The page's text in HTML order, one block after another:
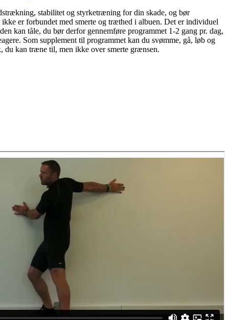
stabilitet og styrketræning for din skade, og bør
er forbundet med smerte og træthed i albuen. Det er individuel
kan tåle, du bør derfor gennemføre programmet 1-2 gang pr. dag,
Som supplement til programmet kan du svømme, gå, løb og
du kan træne til, men ikke over smerte grænsen.